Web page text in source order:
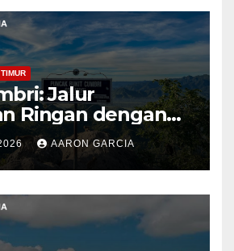
Jalur
Ringan dengan
Perbukitan
AARON GARCIA